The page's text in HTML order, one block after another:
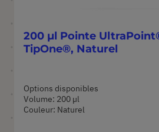
200 µl Pointe
TipOne®, Naturel
Options disponibles
Volume: 200 µl
Couleur: Naturel